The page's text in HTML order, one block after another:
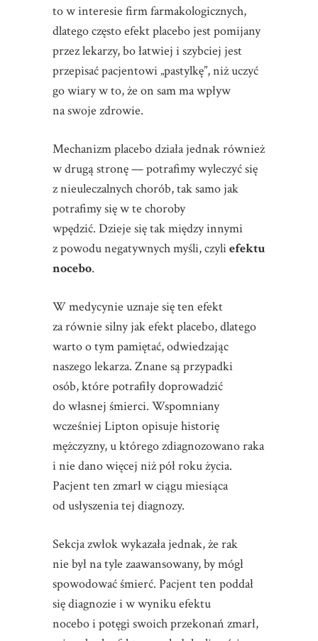
to w interesie firm farmakologicznych,
dlatego często efekt placebo jest pomijany
przez lekarzy, bo łatwiej i szybciej jest
przepisać pacjentowi „pastylkę”, niż uczyć
go wiary w to, że on sam ma wpływ
na swoje zdrowie.
Mechanizm placebo działa jednak również
w drugą stronę — potrafimy wyleczyć się
z nieuleczalnych chorób, tak samo jak
potrafimy się w te choroby
wpędzić. Dzieje się tak między innymi
z powodu negatywnych myśli, czyliefektu
nocebo.
W medycynie uznaje się ten efekt
za równie silny jak efekt placebo, dlatego
warto o tym pamiętać, odwiedzając
naszego lekarza. Znane są przypadki
osób, które potrafiły doprowadzić
do własnej śmierci. Wspomniany
wcześniej Lipton opisuje historię
mężczyzny, u którego zdiagnozowano raka
i nie dano więcej niż pół roku życia.
Pacjent ten zmarł w ciągu miesiąca
od usłyszenia tej diagnozy.
Sekcja zwłok wykazała jednak, że rak
nie był na tyle zaawansowany, by mógł
spowodować śmierć. Pacjent ten poddał
się diagnozie i w wyniku efektu
nocebo i potęgi swoich przekonań zmarł,